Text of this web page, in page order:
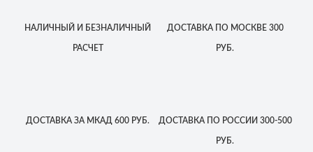
НАЛИЧНЫЙ И БЕЗНАЛИЧНЫЙ
РАСЧЕТ
ДОСТАВКАПО МОСКВЕ 300
РУБ.
ДОСТАВКА ЗА МКАД 600 РУБ. ДОСТАВКАПО РОССИИ 300-500
РУБ.